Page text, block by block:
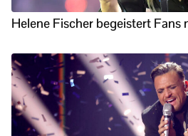
Helene Fischer begeistert Fans